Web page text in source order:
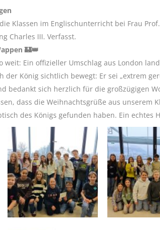
Klassen im Englischunterricht bei Frau
Charles III. Verfasst.
🏰👑
weit: Ein offizieller Umschlag aus London
der König sichtlich bewegt: Er sei „extrem
bedankt sich herzlich für die großzügigen
dass die Weihnachtsgrüße aus unserem
des Königs gefunden haben. Ein echtes